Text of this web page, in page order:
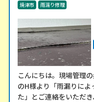
焼津市 雨漏り修理
こんにちは。現場管理の桑畑です。 今
のH様より「雨漏りに
た」とご連絡をいただ